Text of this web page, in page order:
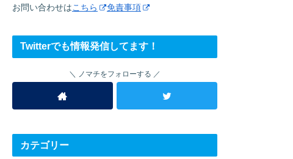
お問い合わせはこちら 免責事項
Twitterでも情報発信してます！
ノマチをフォローする
カテゴリー